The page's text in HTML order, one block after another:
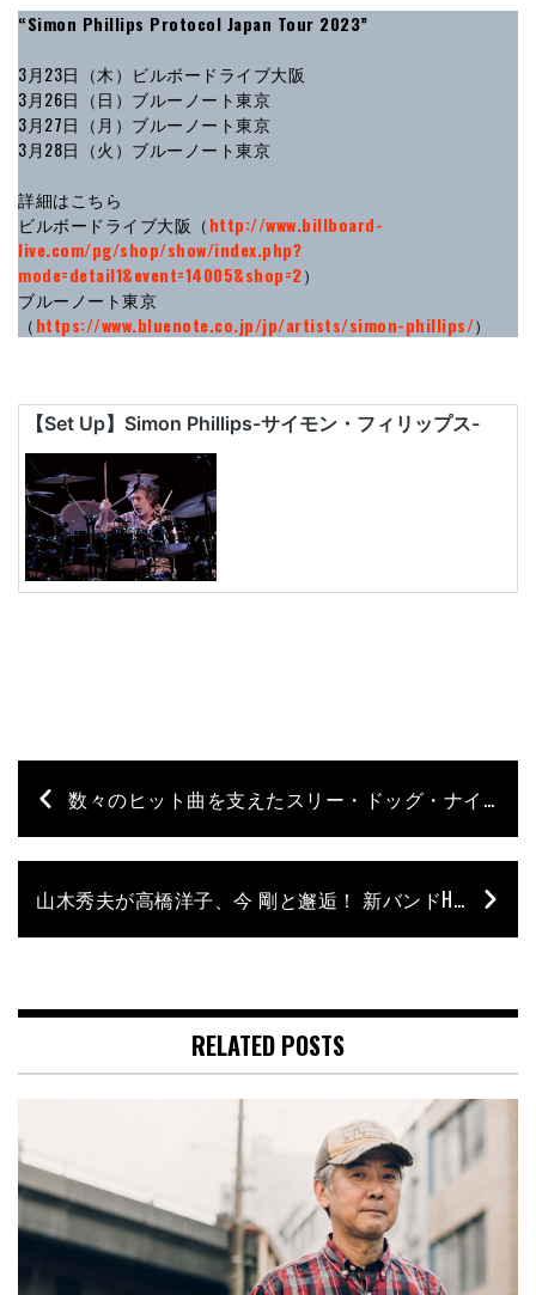
“Simon Phillips Protocol Japan Tour 2023”
3月23日（木）ビルボードライブ大阪
3月26日（日）ブルーノート東京
3月27日（月）ブルーノート東京
3月28日（火）ブルーノート東京
詳細はこちら
ビルボードライブ大阪（http://www.billboard-
live.com/pg/shop/show/index.php?
mode=detail1&event=14005&shop=2）
ブルーノート東京
（https://www.bluenote.co.jp/jp/artists/simon-phillips/）
数々のヒット曲を支えたスリー・ドッグ・ナイトのドラマー、フロイド・スニード急逝【R.I.P.】
山木秀夫が高橋洋子、今 剛と邂逅！ 新バンドHERMIT始動!!
RELATED POSTS